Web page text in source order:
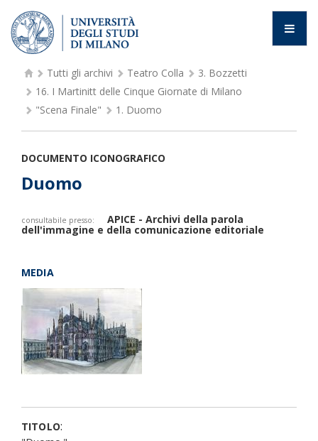
Tutti gli archivi Teatro Colla 3. Bozzetti
16. I Martinitt delle Cinque Giornate di Milano
"Scena Finale"
1. Duomo
DOCUMENTO ICONOGRAFICO
Duomo
consultabile presso: APICE - Archivi della parola
dell'immagine e della comunicazione editoriale
MEDIA
TITOLO: